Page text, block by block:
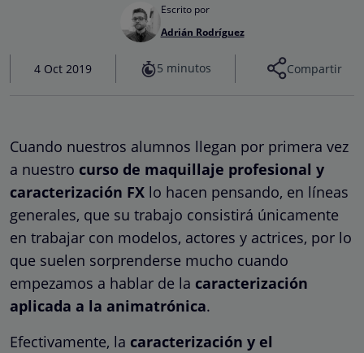
Escrito por
Adrián Rodríguez
4 Oct 2019 5 minutos Compartir
Cuando nuestros alumnos llegan por primera vez
a nuestro curso de maquillaje profesional y
caracterización FX lo hacen pensando, en líneas
generales, que su trabajo consistirá únicamente
en trabajar con modelos, actores y actrices, por lo
que suelen sorprenderse mucho cuando
empezamos a hablar de la caracterización
aplicada a la animatrónica.
Efectivamente, la caracterización y el